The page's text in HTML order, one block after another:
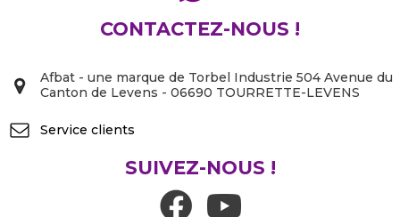
CONTACTEZ-NOUS !
Afbat - une marque de Torbel Industrie 504 Avenue du
Canton de Levens - 06690 TOURRETTE-LEVENS
Service clients
SUIVEZ-NOUS !